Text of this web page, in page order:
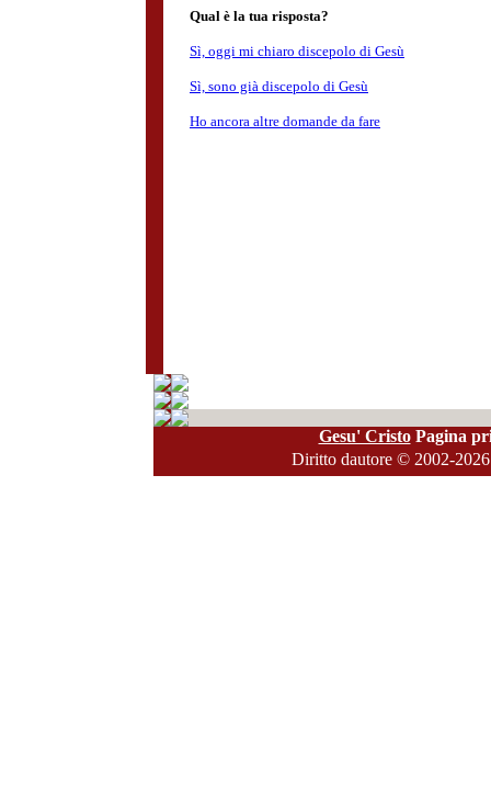
Gesu' CristoPagina
Diritto dautore© 2002-2026